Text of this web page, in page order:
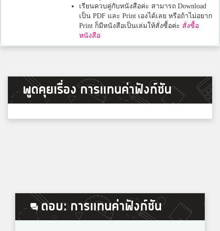
เรียนควบคู่กับหนังสือค่ะ สามารถ Download
เป็น PDF และ Print เองได้เลย หรือถ้าไม่อยาก
Print ก็มีหนังสือเป็นเล่มให้สั่งซื้อค่ะ สั่งซื้อ
หนังสือ
พูดคุยเรื่อง การแทนค่าฟังก์ชัน
ตอบ: การแทนค่าฟังก์ชัน